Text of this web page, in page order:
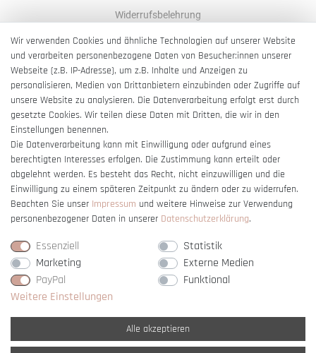
Widerrufsbelehrung
AGB
Impressum
Barrierefreiheitserklärung
Vertrag widerrufen
Wir verwenden Cookies und ähnliche Technologien auf unserer Website
und verarbeiten personenbezogene Daten von Besucher:innen unserer
Webseite (z.B. IP-Adresse), um z.B. Inhalte und Anzeigen zu
personalisieren, Medien von Drittanbietern einzubinden oder Zugriffe auf
unsere Website zu analysieren. Die Datenverarbeitung erfolgt erst durch
gesetzte Cookies. Wir teilen diese Daten mit Dritten, die wir in den
Einstellungen benennen.
Die Datenverarbeitung kann mit Einwilligung oder aufgrund eines
berechtigten Interesses erfolgen. Die Zustimmung kann erteilt oder
abgelehnt werden. Es besteht das Recht, nicht einzuwilligen und die
Einwilligung zu einem späteren Zeitpunkt zu ändern oder zu widerrufen.
Beachten Sie unser Impressum und weitere Hinweise zur Verwendung
personenbezogener Daten in unserer Daten­schutz­erklärung.
Essenziell
Statistik
Marketing
Externe Medien
PayPal
Funktional
Weitere Einstellungen
Alle akzeptieren